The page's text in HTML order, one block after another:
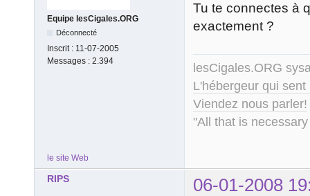
Equipe lesCigales.ORG
Déconnecté
Inscrit : 11-07-2005
Messages : 2.394
Tu te connectes à
exactement ?
lesCigales.ORG
L'hébergeur qui
Viendez nous parler!
"All that is
le site Web
RIPS 06-01-2008